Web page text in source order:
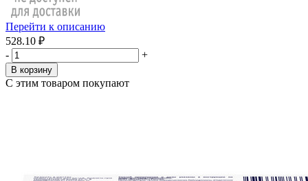
Перейти к описанию
528.10 ₽
-
+
В корзину
С этим товаром покупают